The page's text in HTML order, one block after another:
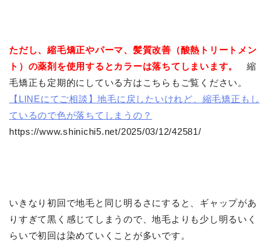
ただし、縮毛矯正やパーマ、髪質改善（酸熱トリートメン
ト）の薬剤を使用するとカラーは落ちてしまいます。
縮
毛矯正も定期的にしている方はこちらもご覧ください。
【LINEにてご相談】地毛に戻したいけれど、縮毛矯正もし
ているので色が落ちてしまうの？
https://www.shinichi5.net/2025/03/12/42581/
いきなり初回で地毛と同じ明るさにすると、ギャップがあ
りすぎて黒く感じてしまうので、地毛よりも少し明るいく
らいで初回は染めていくことが多いです。